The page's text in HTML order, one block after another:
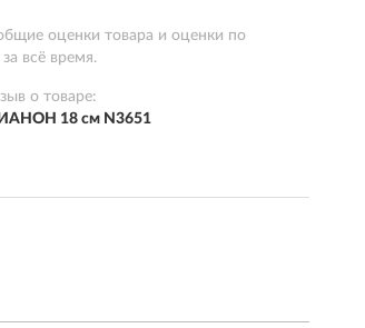
оценки товара и оценки по
всё время.
о товаре:
18 см N3651